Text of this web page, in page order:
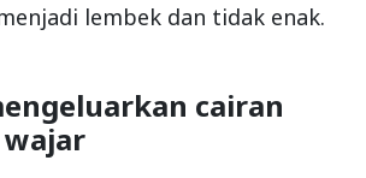
lembek dan tidak enak.
cairan